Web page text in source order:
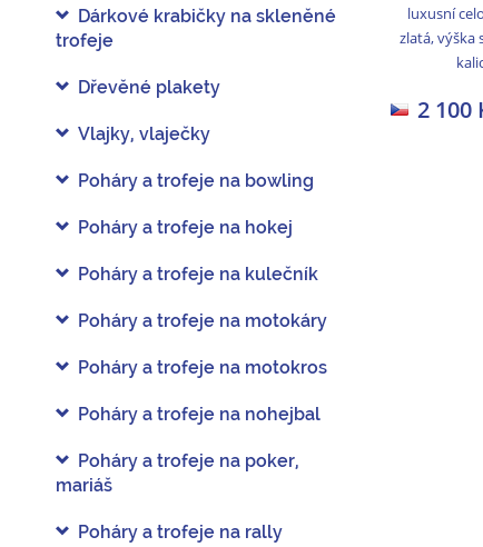
Dárkové krabičky na skleněné
trofeje
Dřevěné plakety
Vlajky, vlaječky
Poháry a trofeje na bowling
Poháry a trofeje na hokej
Poháry a trofeje na kulečník
Poháry a trofeje na motokáry
Poháry a trofeje na motokros
Poháry a trofeje na nohejbal
Poháry a trofeje na poker,
mariáš
Poháry a trofeje na rally
luxusní
zlatá, výška
2 100